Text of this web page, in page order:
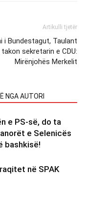
Artikulli tjetër
i Bundestagut, Taulant
takon sekretarin e CDU:
Mirënjohës Merkelit
NGA AUTORI
e PS-së, do ta
e Selenicës
bashkisë!
në SPAK